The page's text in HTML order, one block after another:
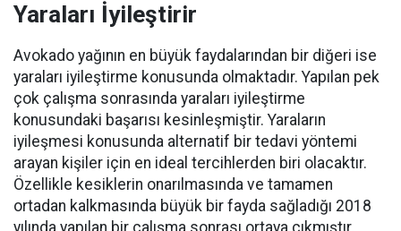
Yaraları İyileştirir
Avokado yağının en büyük faydalarından bir diğeri ise
yaraları iyileştirme konusunda olmaktadır. Yapılan pek
çok çalışma sonrasında yaraları iyileştirme
konusundaki başarısı kesinleşmiştir. Yaraların
iyileşmesi konusunda alternatif bir tedavi yöntemi
arayan kişiler için en ideal tercihlerden biri olacaktır.
Özellikle kesiklerin onarılmasında ve tamamen
ortadan kalkmasında büyük bir fayda sağladığı 2018
yılında yapılan bir çalışma sonrası ortaya çıkmıştır.